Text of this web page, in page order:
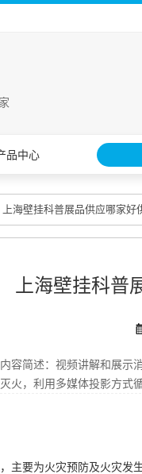
品中心
上海壁挂科普展品供应哪家好
上海壁挂科普
容简述：视频讲解和展示
火，利用多媒体投影方式
主要为火灾预防及火灾发